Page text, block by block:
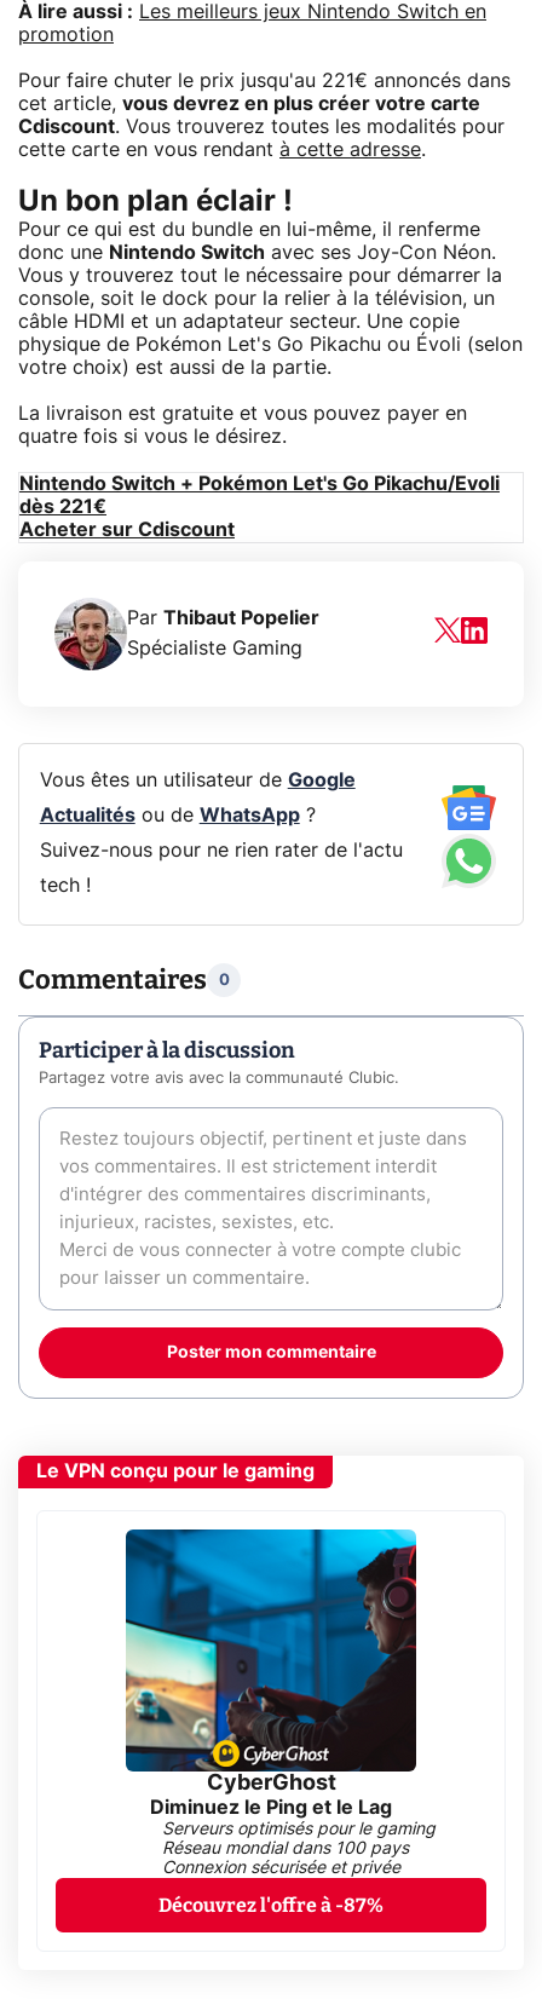
À lire aussi : Les meilleurs jeux Nintendo Switch en
promotion
Pour faire chuter le prix jusqu'au 221€ annoncés dans
cet article, vous devrez en plus créer votre carte
Cdiscount. Vous trouverez toutes les modalités pour
cette carte en vous rendant à cette adresse.
Un bon plan éclair !
Pour ce qui est du bundle en lui-même, il renferme
donc une Nintendo Switch avec ses Joy-Con Néon.
Vous y trouverez tout le nécessaire pour démarrer la
console, soit le dock pour la relier à la télévision, un
câble HDMI et un adaptateur secteur. Une copie
physique de Pokémon Let's Go Pikachu ou Évoli (selon
votre choix) est aussi de la partie.
La livraison est gratuite et vous pouvez payer en
quatre fois si vous le désirez.
Nintendo Switch + Pokémon Let's Go Pikachu/Evoli
dès 221€
Acheter sur Cdiscount
Par Thibaut Popelier
Spécialiste Gaming
Vous êtes un utilisateur de Google
Actualitésou de WhatsApp?
Suivez-nous pour ne rien rater de l'actu
tech !
Commentaires 0
Participer à la discussion
Partagez votre avis avec la communauté Clubic.
Poster mon commentaire
Le VPN conçu pour le gaming
CyberGhost
Diminuez le Ping et le Lag
Serveurs optimisés pour le gaming
Réseau mondial dans 100 pays
Connexion sécurisée et privée
Découvrez l'offre à -87%